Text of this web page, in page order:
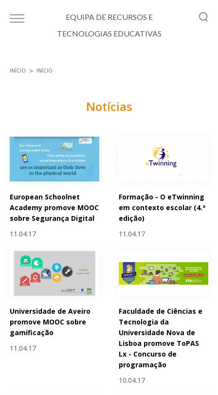
EQUIPA DE RECURSOS E
TECNOLOGIAS EDUCATIVAS
INÍCIO INÍCIO
Notícias
European Schoolnet
Academy promove MOOC
sobre Segurança Digital
11.04.17
Formação - O eTwinning
em contexto escolar (4.ª
edição)
11.04.17
Universidade de Aveiro
promove MOOC sobre
gamificação
11.04.17
Faculdade de Ciências e
Tecnologia da
Universidade Nova de
Lisboa promove ToPAS
Lx - Concurso de
programação
10.04.17
Páginas